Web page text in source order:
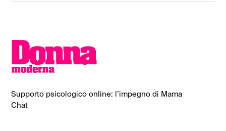
Supporto psicologico online: l’impegno di Mama
Chat